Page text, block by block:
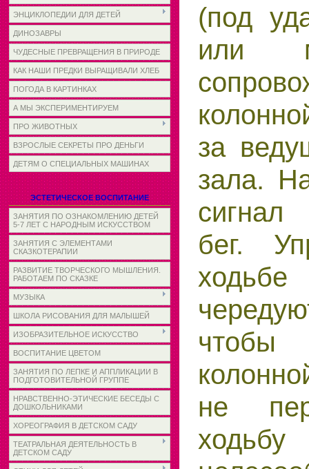
ЭНЦИКЛОПЕДИИ ДЛЯ ДЕТЕЙ
ДИНОЗАВРЫ
ЧУДЕСНЫЕ ПРЕВРАЩЕНИЯ В ПРИРОДЕ
КАК НАШИ ПРЕДКИ ВЫРАЩИВАЛИ ХЛЕБ
ПОГОДА В КАРТИНКАХ
А МЫ ЭКСПЕРИМЕНТИРУЕМ
ПРО ЖИВОТНЫХ
ВЗРОСЛЫЕ СЕКРЕТЫ ПРО ДЕНЬГИ
ДЕТЯМ О СПЕЦИАЛЬНЫХ МАШИНАХ
ЭСТЕТИЧЕСКОЕ ВОСПИТАНИЕ
ЗАНЯТИЯ ПО ОЗНАКОМЛЕНИЮ ДЕТЕЙ
5-7 ЛЕТ С НАРОДНЫМ ИСКУССТВОМ
ЗАНЯТИЯ С ЭЛЕМЕНТАМИ
СКАЗКОТЕРАПИИ
РАЗВИТИЕ ТВОРЧЕСКОГО МЫШЛЕНИЯ.
РАБОТАЕМ ПО СКАЗКЕ
МУЗЫКА
ШКОЛА РИСОВАНИЯ ДЛЯ МАЛЫШЕЙ
ИЗОБРАЗИТЕЛЬНОЕ ИСКУССТВО
ВОСПИТАНИЕ ЦВЕТОМ
ЗАНЯТИЯ ПО ЛЕПКЕ И АППЛИКАЦИИ В
ПОДГОТОВИТЕЛЬНОЙ ГРУППЕ
НРАВСТВЕННО-ЭТИЧЕСКИЕ БЕСЕДЫ С
ДОШКОЛЬНИКАМИ
ХОРЕОГРАФИЯ В ДЕТСКОМ САДУ
ТЕАТРАЛЬНАЯ ДЕЯТЕЛЬНОСТЬ В
ДЕТСКОМ САДУ
(под
или
за
зала.
сигнал
бег.
не